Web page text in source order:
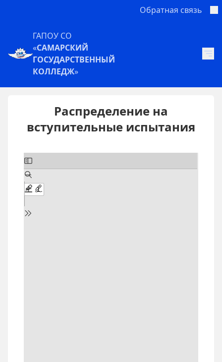
Обратная связь
ГАПОУ СО
«САМАРСКИЙ
ГОСУДАРСТВЕННЫЙ
КОЛЛЕДЖ»
Распределение на
вступительные испытания